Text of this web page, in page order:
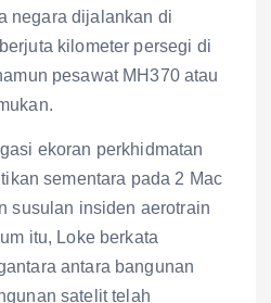
negara dijalankan di
kilometer persegi di
pesawat MH370 atau
ekoran perkhidmatan
sementara pada 2 Mac
susulan insiden aerotrain
itu, Loke berkata
antara bangunan
satelit telah